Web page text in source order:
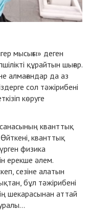
мысығы» деген
құрайтын шығар.
алмағандар да аз
сол тәжірибені
көруге
кванттық
кванттық
физика
ерекше әлем.
сезіне алатын
бұл тәжірибені
шекарасынан аттай